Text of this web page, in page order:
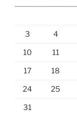
3 4
10 11
17 18
24 25
31